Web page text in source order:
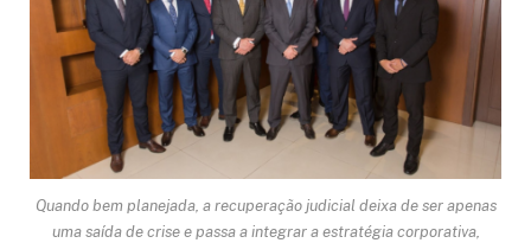
Quando bem planejada, a recuperação judicial deixa de ser apenas
uma saída de crise e passa a integrar a estratégia corporativa,